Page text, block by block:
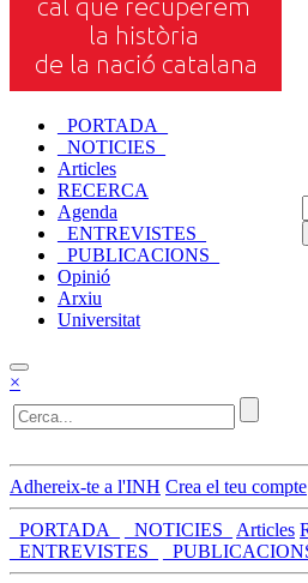
_PORTADA_
_NOTICIES_
Articles
RECERCA
Agenda
_ENTREVISTES_
_PUBLICACIONS_
Opinió
Arxiu
Universitat
×
Adhereix-te a l'INH Crea el teu compte
_PORTADA_ _NOTICIES_ Articles
_ENTREVISTES_